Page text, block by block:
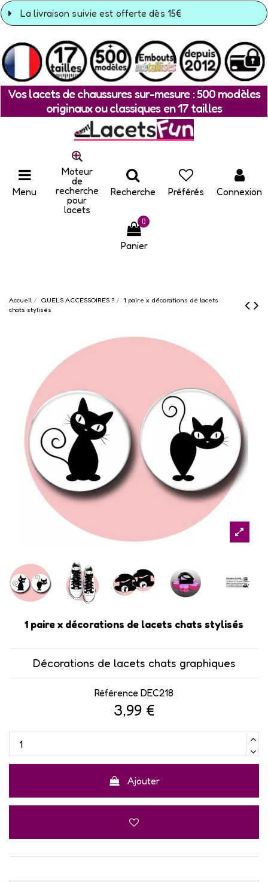
La livraison suivie est offerte dès 15€
Vos lacets de chaussures sur-mesure : 500 modèles
originaux ou classiques en 17 tailles
Menu
Moteur
de
recherche
pour
lacets
Recherche Préférés Connexion
0
Panier
Accueil QUELS ACCESSOIRES ?
1 paire x décorations de lacets
chats stylisés
1 paire x décorations de lacets chats stylisés
Décorations de lacets chats graphiques
Référence DEC218
3,99 €
Ajouter